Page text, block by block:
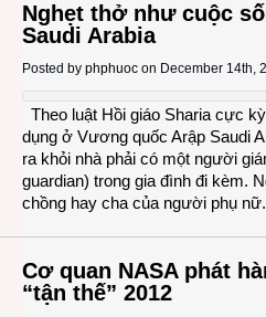
Nghẹt thở như cuộc
Saudi Arabia
Posted by phphuoc on December 14th,
Theo luật Hồi giáo Sharia cực
dụng ở Vương quốc Arập Saudi
ra khỏi nhà phải có một người
guardian) trong gia đình đi kèm.
chồng hay cha của người phụ
Cơ quan NASA phát
“tận thế” 2012